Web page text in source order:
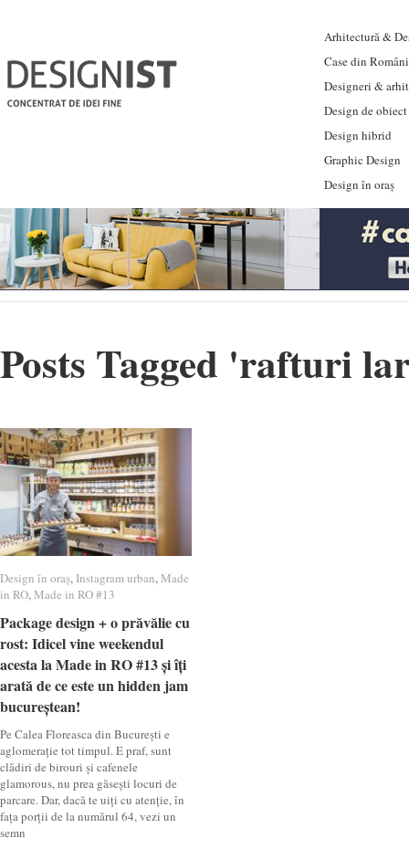
Arhitectură &
Case din
Designeri &
Design de obiect
Design hibrid
Graphic Design
Design în oraș
Posts Tagged 'rafturi
Design în oraș, Instagram urban,Made
in RO,Made in RO #13
Package design + o prăvălie cu
rost: Idicel vine weekendul
acesta la Made in RO #13 și îți
arată de ce este un hidden jam
bucureștean!
Pe Calea Floreasca din București e
aglomerație tot timpul. E praf, sunt
clădiri de birouri și cafenele
glamorous, nu prea găsești locuri de
parcare. Dar, dacă te uiți cu atenție, în
fața porții de la numărul 64, vezi un
semn
Design în oraș Instagram urban Made
in RO Made in RO #13
Package design + o prăvălie cu
rost: Idicel vine weekendul
acesta la Made in RO #13 și îți
arată de ce este un hidden jam
bucureștean!